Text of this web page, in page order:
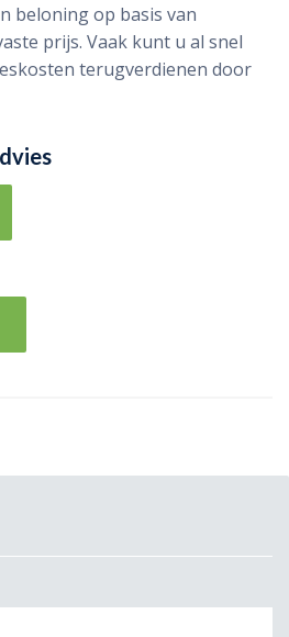
beloning op basis van
prijs. Vaak kunt u al snel
terugverdienen door